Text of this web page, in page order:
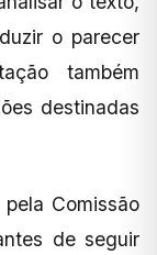
o parecer
também
destinadas
Comissão
de seguir